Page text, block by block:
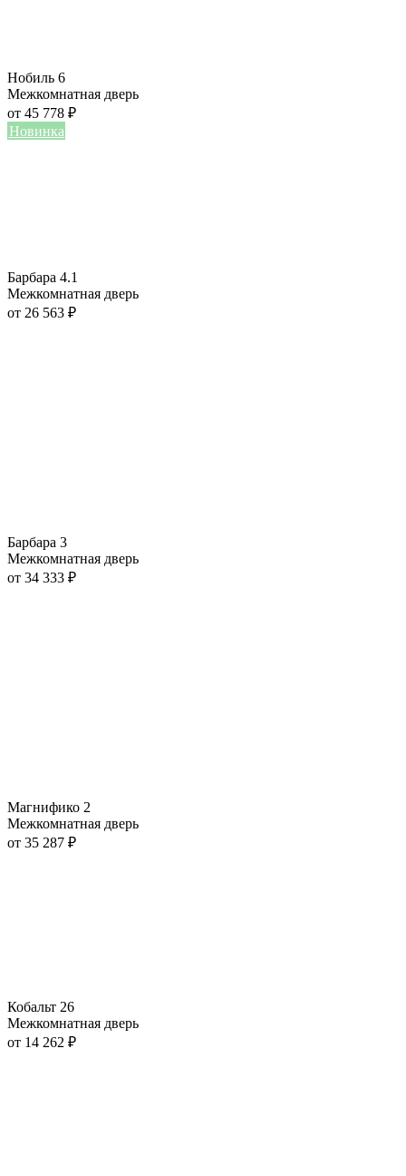
Нобиль 6
Межкомнатная дверь
от 45 778 ₽
Новинка
Барбара 4.1
Межкомнатная дверь
от 26 563 ₽
Барбара 3
Межкомнатная дверь
от 34 333 ₽
Магнифико 2
Межкомнатная дверь
от 35 287 ₽
Кобальт 26
Межкомнатная дверь
от 14 262 ₽